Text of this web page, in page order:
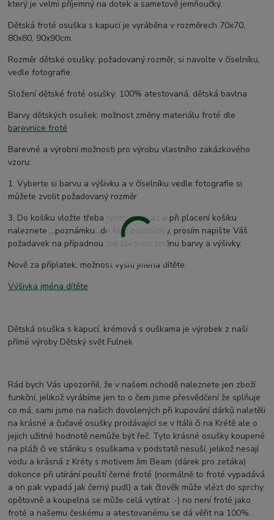
který je velmi příjemný na dotek a sametově jemňoučký.
Dětská froté osuška s kapucí je vyráběna v rozměrech 70x70,
80x80, 90x90cm.
Rozměr dětské osušky: požadovaný rozměr, si navolte v číselníku,
vedle fotografie.
Složení dětské froté osušky: 100% atestovaná, dětská bavlna
Barvy dětských osušek: možnost změny materiálu froté dle
barevnice froté
Barevné a výrobní možnosti pro výrobu vlastního zakázkového
vzoru:
1. Vyberte si barvu a výšivku a v číselníku vedle fotografie si
můžete zvolit požadovaný rozměr
3. Do košíku vložte třeba tento produkt a při placení košíku
naleznete ...poznámku...do této poznámky, prosím napište Váš
požadavek na případnou zakázkovou změnu barvy a výšivky.
Nově za příplatek, možnost vyšití jména dítěte.
Výšivka jména dítěte
Dětská osuška s kapucí, krémová s ouškama je výrobek z naší
přímé výroby Dětský svět Fulnek
Rád bych Vás upozorňil, že v našem ochodě naleznete jen zboží
funkční, jelikož vyrábíme jen to o čem jsme přesvědčení že splňuje
co má, sami jsme na našich dovolených při kupování dárků naletěli
na krásné a čučavé osušky prodávající se v Itálii či na Krétě ale o
jejich užitné hodnotě nemůže být řeč. Tyto krásné osušky koupené
na pláži či ve stánku s osuškama v podstatě nesuší, jelikož nesají
vodu a krásná z Kréty s motivem Jim Beam (dárek pro zeťáka)
dokonce při utírání pouští černé froté (normálně to froté vypadává
a on pak vypadá jak černý pudl) a tak člověk může vlézt do sprchy
opětovně a koupelna se může celá vytírat :-) no není froté jako
froté a našemu českému a atestovanému se dá věřit na 100%.